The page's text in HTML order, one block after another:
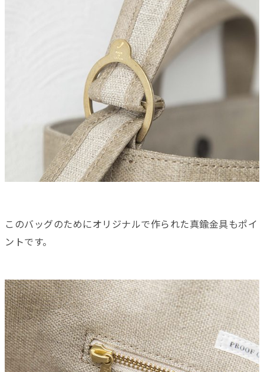
このバッグのためにオリジナルで作られた真鍮金具もポイ
ントです。